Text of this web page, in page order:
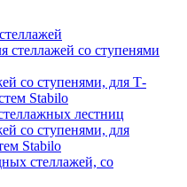
стеллажей со ступенями
со ступенями, для Т-
Stabilo
лестниц
со ступенями, для
Stabilo
стеллажей, со